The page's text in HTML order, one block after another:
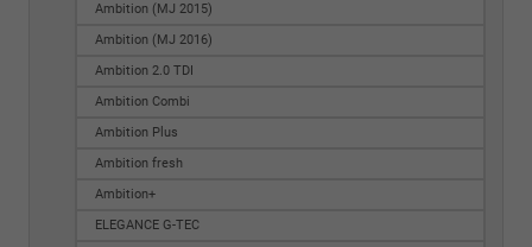
Ambition (MJ 2015)
Ambition (MJ 2016)
Ambition 2.0 TDI
Ambition Combi
Ambition Plus
Ambition fresh
Ambition+
ELEGANCE G-TEC